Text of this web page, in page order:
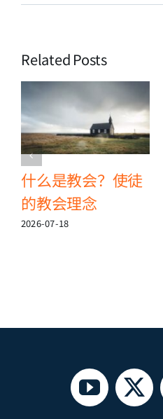
Related Posts
什么是教会？使徒
的教会理念
2026-07-18